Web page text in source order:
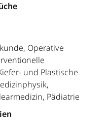
Operative
und Plastische
Pädiatrie